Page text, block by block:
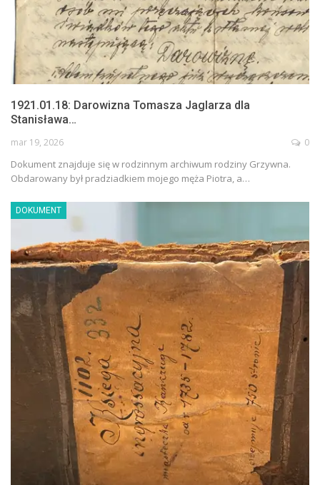
1921.01.18: Darowizna Tomasza Jaglarza dla
Stanisława…
mar 19, 2026 0
Dokument znajduje się w rodzinnym archiwum rodziny Grzywna.
Obdarowany był pradziadkiem mojego męża Piotra, a…
DOKUMENT